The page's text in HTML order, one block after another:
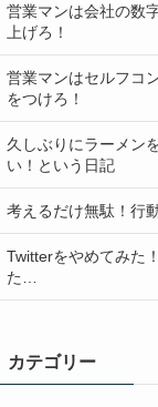
営業マンは会社の数
上げろ！
営業マンはセルフコ
をつけろ！
久しぶりにラーメン
い！という日記
考えるだけ無駄！行
Twitterをやめてみた
た…
カテゴリー